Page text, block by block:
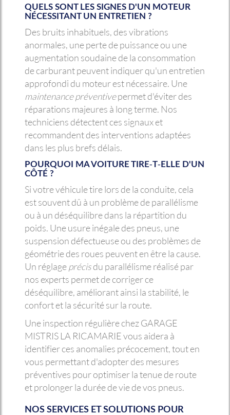
QUELS SONT LES SIGNES D'UN MOTEUR
NÉCESSITANT UN ENTRETIEN ?
Des bruits inhabituels, des vibrations
anormales, une perte de puissance ou une
augmentation soudaine de la consommation
de carburant peuvent indiquer qu'un entretien
approfondi du moteur est nécessaire. Une
maintenance préventivepermet d'éviter des
réparations majeures à long terme. Nos
techniciens détectent ces signaux et
recommandent des interventions adaptées
dans les plus brefs délais.
POURQUOI MA VOITURE TIRE-T-ELLE D'UN
CÔTÉ ?
Si votre véhicule tire lors de la conduite, cela
est souvent dû à un problème de parallélisme
ou à un déséquilibre dans la répartition du
poids. Une usure inégale des pneus, une
suspension défectueuse ou des problèmes de
géométrie des roues peuvent en être la cause.
Un réglageprécisdu parallélisme réalisé par
nos experts permet de corriger ce
déséquilibre, améliorant ainsi la stabilité, le
confort et la sécurité sur la route.
Une inspection régulière chez GARAGE
MISTRIS LA RICAMARIE vous aidera à
identifier ces anomalies précocement, tout en
vous permettant d'adopter des mesures
préventives pour optimiser la tenue de route
et prolonger la durée de vie de vos pneus.
NOS SERVICES ET SOLUTIONS POUR